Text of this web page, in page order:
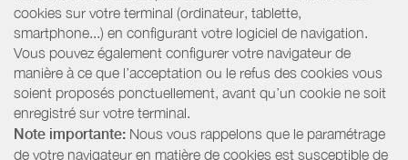
cookies sur votre terminal (ordinateur, tablette,
smartphone...) en configurant votre logiciel de navigation.
Vous pouvez également configurer votre navigateur de
manière à ce que l’acceptation ou le refus des cookies vous
soient proposés ponctuellement, avant qu’un cookie ne soit
enregistré sur votre terminal.
Note importante: Nous vous rappelons que le paramétrage
de votre navigateur en matière de cookies est susceptible de